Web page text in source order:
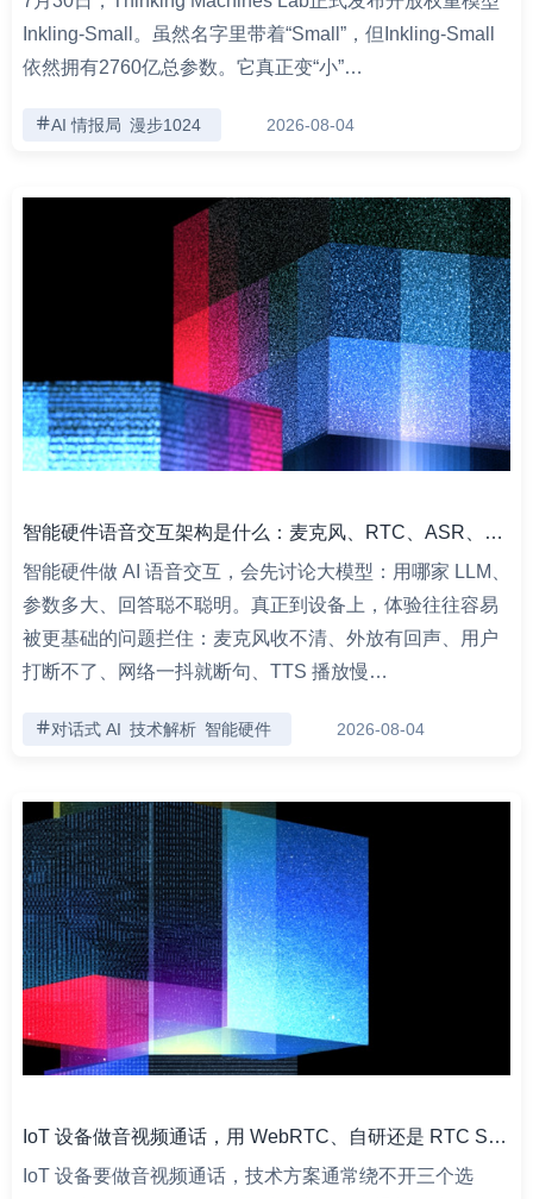
Inkling-Small。虽然名字里带着“Small”，但Inkling-Small
依然拥有2760亿总参数。它真正变“小”…
AI 情报局 漫步1024 2026-08-04
智能硬件语音交互架构是什么：麦克风、RTC、ASR、LLM、TTS 全链路解析
智能硬件做 AI 语音交互，会先讨论大模型：用哪家 LLM、
参数多大、回答聪不聪明。真正到设备上，体验往往容易
被更基础的问题拦住：麦克风收不清、外放有回声、用户
打断不了、网络一抖就断句、TTS 播放慢…
对话式 AI 技术解析 智能硬件 2026-08-04
IoT 设备做音视频通话，用 WebRTC、自研还是 RTC SDK？
IoT 设备要做音视频通话，技术方案通常绕不开三个选